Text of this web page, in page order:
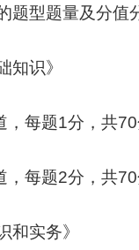
题型题量及分值
知识》
每题1分，共70
每题2分，共70
和实务》